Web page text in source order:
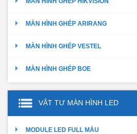
MÀN HÌNH GHÉP ARIRANG
MÀN HÌNH GHÉP VESTEL
MÀN HÌNH GHÉP BOE
VẬT TƯ MÀN HÌNH LED
MODULE LED FULL MÀU